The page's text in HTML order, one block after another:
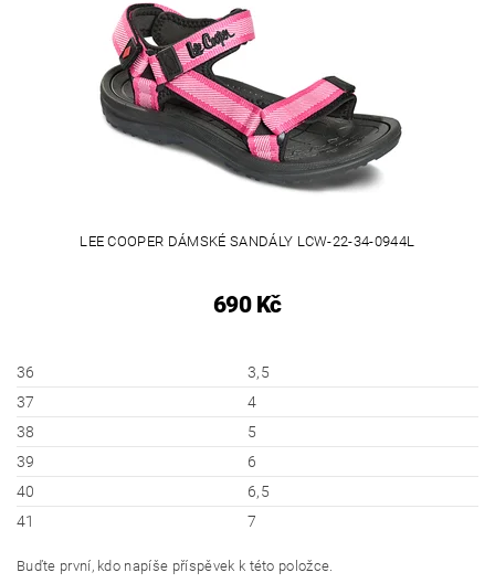
LEE COOPER DÁMSKÉ SANDÁLY LCW-22-34-0944L
690 Kč
36
3,5
37
4
38
5
39
6
40
6,5
41
7
Buďte první, kdo napíše příspěvek k této položce.